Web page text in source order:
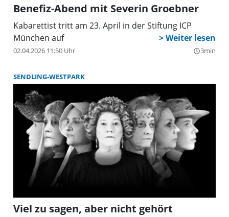
Benefiz-Abend mit Severin Groebner
Kabarettist tritt am 23. April in der Stiftung ICP
München auf
02.04.2026 11:50 Uhr query_builder3min
SENDLING-WESTPARK
Viel zu sagen, aber nicht gehört